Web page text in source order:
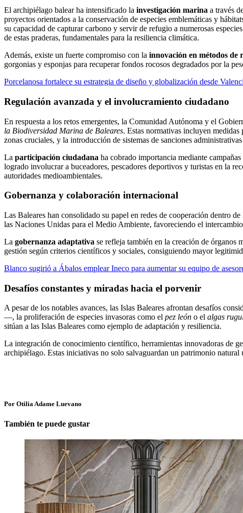
El archipiélago balear ha intensificado la investigación marina a través
proyectos orientados a la conservación de especies emblemáticas y
su capacidad de capturar carbono y servir de refugio a numerosas
de estas praderas, fundamentales para la resiliencia climática.
Además, existe un fuerte compromiso con la innovación en métodos de
gorgonias y esponjas para recuperar fondos rocosos degradados por la
Porcelanosa fortalece su estrategia de diseño y globalización desde
Regulación avanzada y el involucramiento ciudadano
En respuesta a los retos emergentes, la Comunidad Autónoma y el
la Biodiversidad Marina de Baleares. Estas normativas incluyen medidas
zonas cruciales, y la introducción de sistemas de sanciones
La participación ciudadana ha cobrado importancia mediante
logrado involucrar a buceadores, pescadores deportivos y turistas en la
autoridades medioambientales.
Gobernanza y colaboración internacional
Las Baleares han consolidado su papel en redes de cooperación dentro
las Naciones Unidas para el Medio Ambiente, favoreciendo el
La gobernanza adaptativa se refleja también en la creación de órganos
gestión según criterios científicos y sociales, consiguiendo mayor
Blanco sugirió a Ábalos emplear Ineco para aumentar su equipo de
Desafíos constantes y miradas hacia el porvenir
A pesar de los notables avances, las Islas Baleares afrontan desafíos
—, la proliferación de especies invasoras como el pez león o el algas
sitúan a las Islas Baleares como ejemplo de adaptación y resiliencia.
La integración de conocimiento científico, herramientas innovadoras de
archipiélago. Estas iniciativas no solo salvaguardan un patrimonio
Por Otilia Adame Luevano
También te puede gustar